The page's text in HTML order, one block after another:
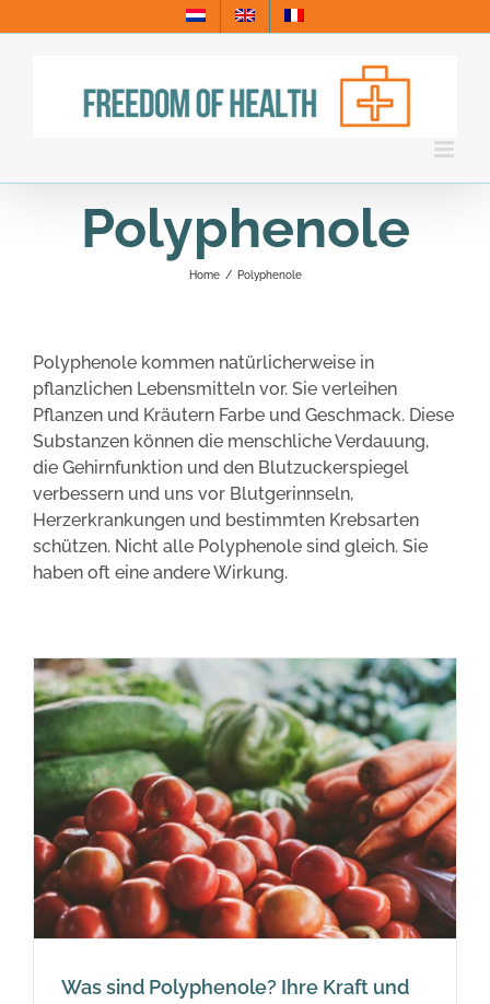
to
Polyphenole
Home / Polyphenole
Polyphenole kommen natürlicherweise in
pflanzlichen Lebensmitteln vor. Sie verleihen
Pflanzen und Kräutern Farbe und Geschmack. Diese
Substanzen können die menschliche Verdauung,
die Gehirnfunktion und den Blutzuckerspiegel
verbessern und uns vor Blutgerinnseln,
Herzerkrankungen und bestimmten Krebsarten
schützen. Nicht alle Polyphenole sind gleich. Sie
haben oft eine andere Wirkung.
Was sind Polyphenole? Ihre Kraft und